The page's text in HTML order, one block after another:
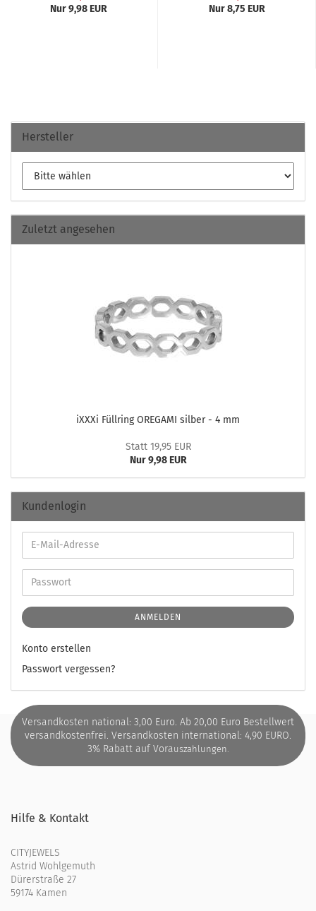
Nur 9,98 EUR
Nur 8,75 EUR
Hersteller
Zuletzt angesehen
iXXXi Füll­ring ORE­GA­MI sil­ber - 4 mm
Statt 19,95 EUR
Nur 9,98 EUR
Kundenlogin
ANMELDEN
Konto erstellen
Passwort vergessen?
Versandkosten national: 3,00 Euro. Ab 20,00 Euro Bestellwert
versandkostenfrei. Versandkosten international: 4,90 EURO.
3% Rabatt auf Vorauszahlungen.
Hilfe & Kontakt
CITYJEWELS
Astrid Wohlgemuth
Dürerstraße 27
59174 Kamen